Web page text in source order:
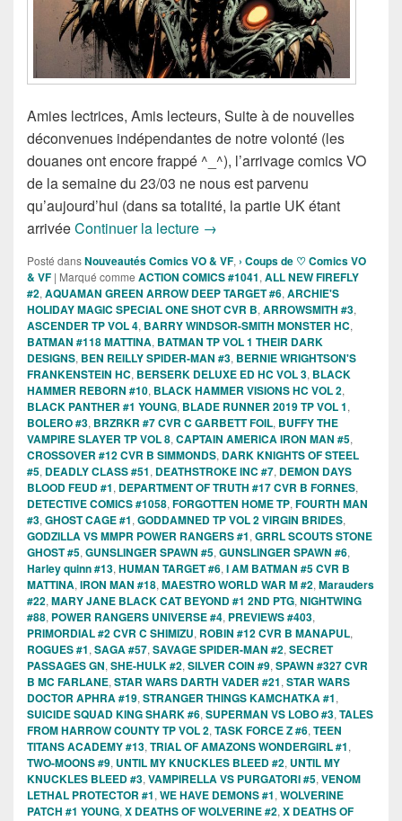
Amies lectrices, Amis lecteurs, Suite à de nouvelles
déconvenues indépendantes de notre volonté (les
douanes ont encore frappé ^_^), l’arrivage comics VO
de la semaine du 23/03 ne nous est parvenu
qu’aujourd’hui (dans sa totalité, la partie UK étant
arrivéeContinuer la lecture Sorties des Comics VO de la
→
Posté dansNouveautés Comics VO & VF, › Coups de ♡ Comics VO
& VF | Marqué comme ACTION COMICS #1041, ALL NEW FIREFLY
#2, AQUAMAN GREEN ARROW DEEP TARGET #6, ARCHIE'S
HOLIDAY MAGIC SPECIAL ONE SHOT CVR B, ARROWSMITH #3,
ASCENDER TP VOL 4, BARRY WINDSOR-SMITH MONSTER HC,
BATMAN #118 MATTINA, BATMAN TP VOL 1 THEIR DARK
DESIGNS, BEN REILLY SPIDER-MAN #3, BERNIE WRIGHTSON'S
FRANKENSTEIN HC, BERSERK DELUXE ED HC VOL 3, BLACK
HAMMER REBORN #10, BLACK HAMMER VISIONS HC VOL 2,
BLACK PANTHER #1 YOUNG, BLADE RUNNER 2019 TP VOL 1,
BOLERO #3, BRZRKR #7 CVR C GARBETT FOIL, BUFFY THE
VAMPIRE SLAYER TP VOL 8, CAPTAIN AMERICA IRON MAN #5,
CROSSOVER #12 CVR B SIMMONDS, DARK KNIGHTS OF STEEL
#5, DEADLY CLASS #51, DEATHSTROKE INC #7, DEMON DAYS
BLOOD FEUD #1, DEPARTMENT OF TRUTH #17 CVR B FORNES,
DETECTIVE COMICS #1058, FORGOTTEN HOME TP, FOURTH MAN
#3, GHOST CAGE #1, GODDAMNED TP VOL 2 VIRGIN BRIDES,
GODZILLA VS MMPR POWER RANGERS #1, GRRL SCOUTS STONE
GHOST #5, GUNSLINGER SPAWN #5, GUNSLINGER SPAWN #6,
Harley quinn #13, HUMAN TARGET #6, I AM BATMAN #5 CVR B
MATTINA, IRON MAN #18, MAESTRO WORLD WAR M #2, Marauders
#22, MARY JANE BLACK CAT BEYOND #1 2ND PTG, NIGHTWING
#88, POWER RANGERS UNIVERSE #4, PREVIEWS #403,
PRIMORDIAL #2 CVR C SHIMIZU, ROBIN #12 CVR B MANAPUL,
ROGUES #1, SAGA #57, SAVAGE SPIDER-MAN #2, SECRET
PASSAGES GN, SHE-HULK #2, SILVER COIN #9, SPAWN #327 CVR
B MC FARLANE, STAR WARS DARTH VADER #21, STAR WARS
DOCTOR APHRA #19, STRANGER THINGS KAMCHATKA #1,
SUICIDE SQUAD KING SHARK #6, SUPERMAN VS LOBO #3, TALES
FROM HARROW COUNTY TP VOL 2, TASK FORCE Z #6, TEEN
TITANS ACADEMY #13, TRIAL OF AMAZONS WONDERGIRL #1,
TWO-MOONS #9, UNTIL MY KNUCKLES BLEED #2, UNTIL MY
KNUCKLES BLEED #3, VAMPIRELLA VS PURGATORI #5, VENOM
LETHAL PROTECTOR #1, WE HAVE DEMONS #1, WOLVERINE
PATCH #1 YOUNG, X DEATHS OF WOLVERINE #2, X DEATHS OF